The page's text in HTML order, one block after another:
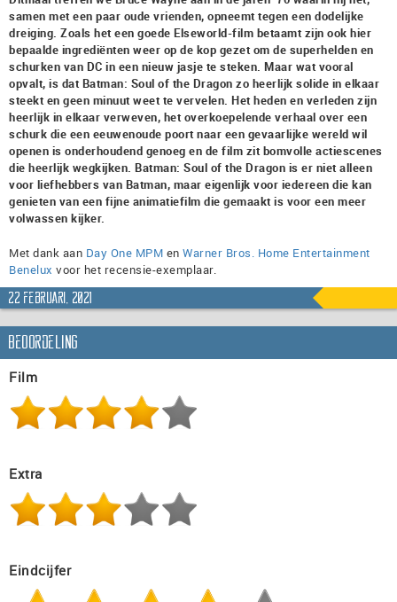
samen met een paar oude vrienden, opneemt tegen een dodelijke
dreiging. Zoals het een goede Elseworld-film betaamt zijn ook hier
bepaalde ingrediënten weer op de kop gezet om de superhelden en
schurken van DC in een nieuw jasje te steken. Maar wat vooral
opvalt, is dat Batman: Soul of the Dragon zo heerlijk solide in elkaar
steekt en geen minuut weet te vervelen. Het heden en verleden zijn
heerlijk in elkaar verweven, het overkoepelende verhaal over een
schurk die een eeuwenoude poort naar een gevaarlijke wereld wil
openen is onderhoudend genoeg en de film zit bomvolle actiescenes
die heerlijk wegkijken. Batman: Soul of the Dragon is er niet alleen
voor liefhebbers van Batman, maar eigenlijk voor iedereen die kan
genieten van een fijne animatiefilm die gemaakt is voor een meer
volwassen kijker.
Met dank aan Day One MPM en Warner Bros. Home Entertainment
Benelux voor het recensie-exemplaar.
22 februari, 2021
Beoordeling
Film
Extra
Eindcijfer